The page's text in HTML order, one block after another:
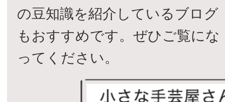
の豆知識を紹介しているブログ
もおすすめです。ぜひご覧にな
ってください。